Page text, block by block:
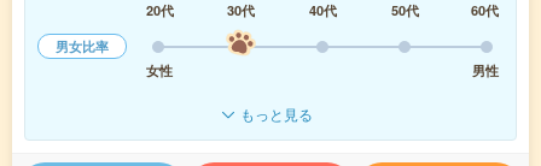
20代
30代 40代 50代
60代
男女比率
女性
男性
もっと見る